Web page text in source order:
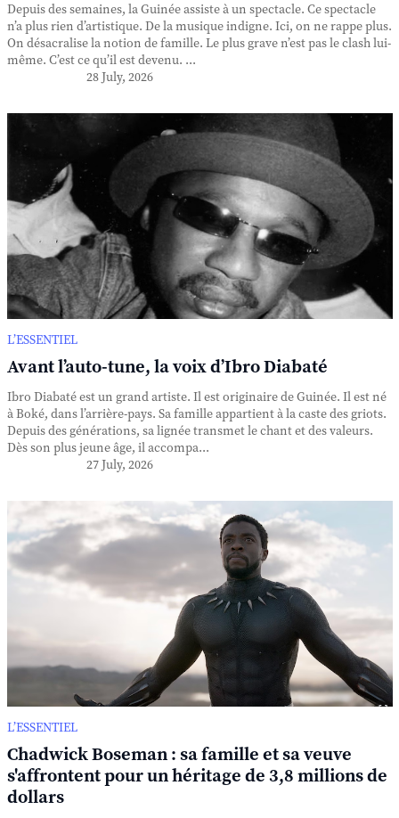
Depuis des semaines, la Guinée assiste à un spectacle. Ce spectacle
n’a plus rien d’artistique. De la musique indigne. Ici, on ne rappe plus.
On désacralise la notion de famille. Le plus grave n’est pas le clash lui-
même. C’est ce qu’il est devenu. ...
28 July, 2026
L’ESSENTIEL
Avant l’auto-tune, la voix d’Ibro Diabaté
Ibro Diabaté est un grand artiste. Il est originaire de Guinée. Il est né
à Boké, dans l’arrière-pays. Sa famille appartient à la caste des griots.
Depuis des générations, sa lignée transmet le chant et des valeurs.
Dès son plus jeune âge, il accompa...
27 July, 2026
L’ESSENTIEL
Chadwick Boseman : sa famille et sa veuve
s'affrontent pour un héritage de 3,8 millions de
dollars